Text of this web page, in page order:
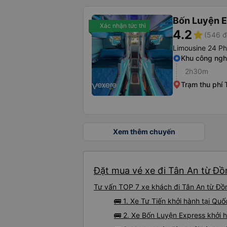
Xác nhận tức thì Bốn Luyện
4.2star (546
Limousine 24
Khu công
2h30m
Trạm thu phí
Xem thêm chuyến
Đặt mua vé xe đi Tân An từ
Tư vấn TOP 7 xe khách đi Tân An từ
🚌 1. Xe Tư Tiến khởi hành tại
🚌 2. Xe Bốn Luyện Express khởi